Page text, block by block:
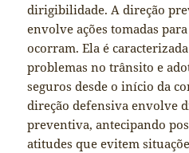
dirigibilidade. A direção
envolve ações tomadas
ocorram. Ela é
problemas no trânsito e
seguros desde o início da
direção defensiva envolve
preventiva, antecipando
atitudes que evitem